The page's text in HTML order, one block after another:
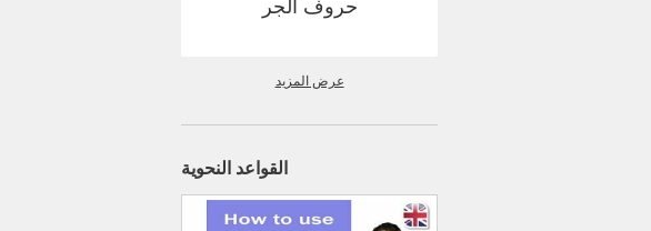
حروف الجر
عرض المزيد
القواعد النحوية